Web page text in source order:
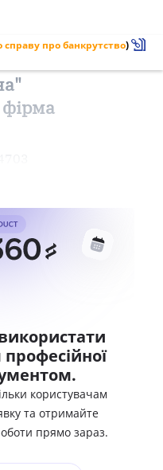
про банкрутство)
користувачам
та отримайте
прямо зараз.